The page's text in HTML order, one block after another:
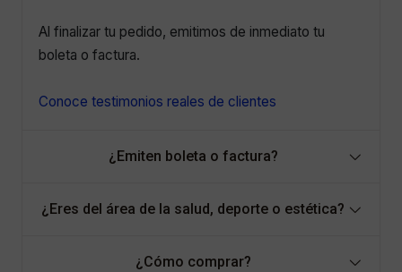
Al finalizar tu pedido, emitimos de inmediato tu
boleta o factura.
Conoce testimonios reales de clientes
¿Emiten boleta o factura?
¿Eres del área de la salud, deporte o estética?
¿Cómo comprar?